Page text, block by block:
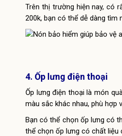
Trên thị trường hiện nay, có
200k, bạn có thể dễ dàng
4. Ốp lưng điện thoại
Ốp lưng điện thoại là món
màu sắc khác nhau, phù hợp
Bạn có thể chọn ốp lưng có
thể chọn ốp lưng có chất liệu